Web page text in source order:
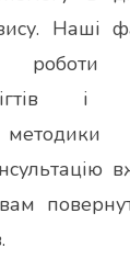
Наші
роботи
і